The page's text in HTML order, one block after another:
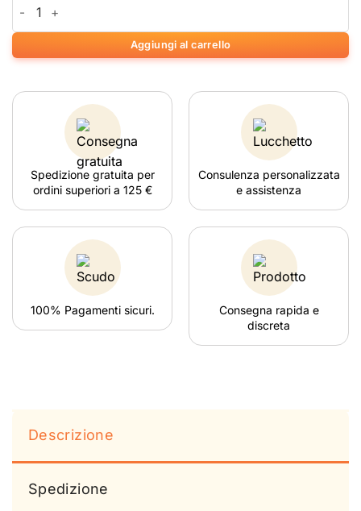
Aggiungi al carrello
Spedizione gratuita per
ordini superiori a 125 €
Consulenza personalizzata
e assistenza
100% Pagamenti sicuri.
Consegna rapida e
discreta
Descrizione
Spedizione